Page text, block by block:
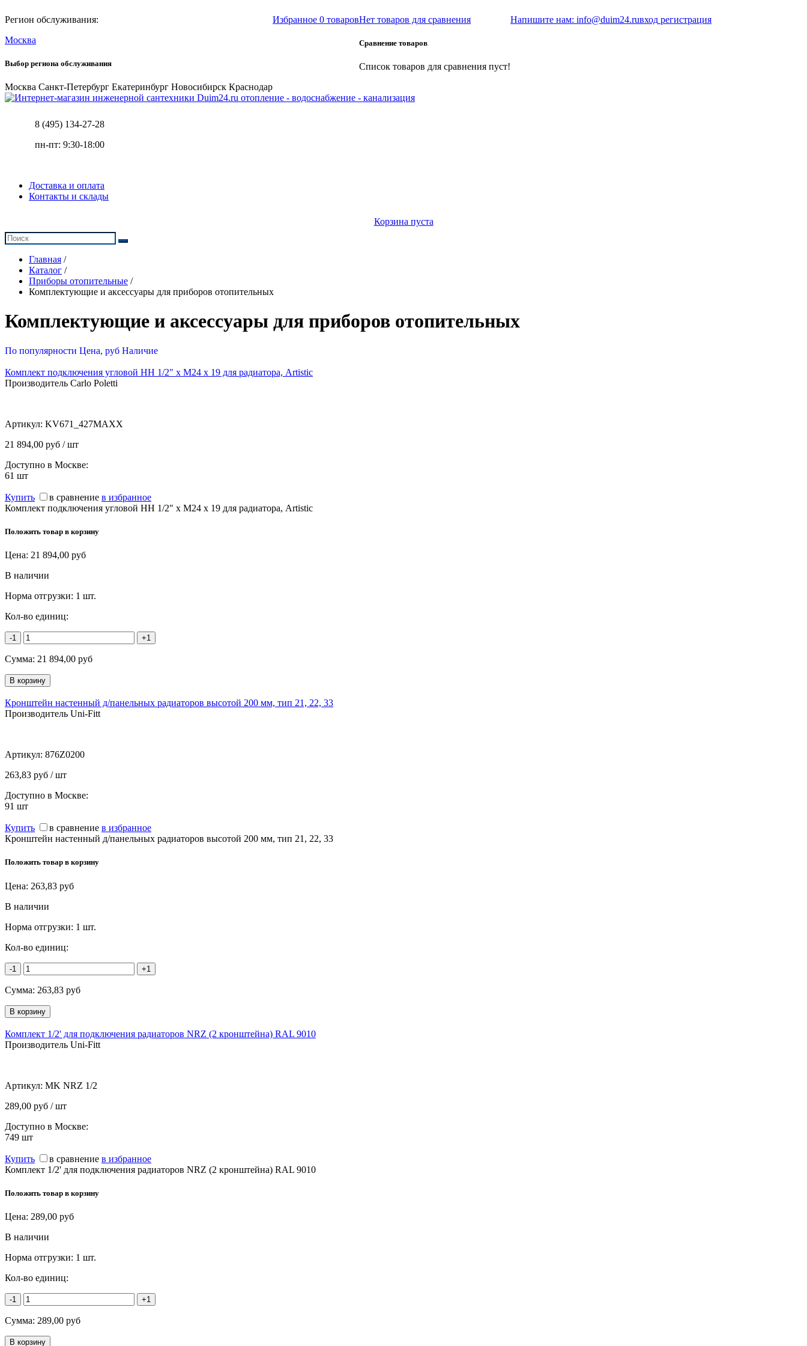
Регион обслуживания:
Москва
Выбор региона обслуживания
Москва Санкт-Петербург Екатеринбург Новосибирск Краснодар
Избранное 0 товаровНет товаров для сравнения
Сравнение товаров
Список товаров для сравнения пуст!
Напишите нам: info@duim24.ruвход регистрация
отопление - водоснабжение - канализация
8 (495) 134-27-28
пн-пт: 9:30-18:00
Доставка и оплата
Контакты и склады
Корзина пуста
Главная /
Каталог /
Приборы отопительные /
Комплектующие и аксессуары для приборов отопительных
Комплектующие и аксессуары для приборов отопительных
По популярности Цена, руб Наличие
Комплект подключения угловой НН 1/2" х М24 х 19 для радиатора, Artistic
Производитель Carlo Poletti
Артикул: KV671_427MAXX
21 894,00 руб / шт
Доступно в Москве:
61 шт
Купить в сравнение в избранное
Комплект подключения угловой НН 1/2" х М24 х 19 для радиатора, Artistic
Положить товар в корзину
Цена: 21 894,00 руб
В наличии
Норма отгрузки: 1 шт.
Кол-во единиц:
-1 +1
Сумма: 21 894,00 руб
Кронштейн настенный д/панельных радиаторов высотой 200 мм, тип 21, 22, 33
Производитель Uni-Fitt
Артикул: 876Z0200
263,83 руб / шт
Доступно в Москве:
91 шт
Купить в сравнение в избранное
Кронштейн настенный д/панельных радиаторов высотой 200 мм, тип 21, 22, 33
Положить товар в корзину
Цена: 263,83 руб
В наличии
Норма отгрузки: 1 шт.
Кол-во единиц:
-1 +1
Сумма: 263,83 руб
Комплект 1/2' для подключения радиаторов NRZ (2 кронштейна) RAL 9010
Производитель Uni-Fitt
Артикул: MK NRZ 1/2
289,00 руб / шт
Доступно в Москве:
749 шт
Купить в сравнение в избранное
Комплект 1/2' для подключения радиаторов NRZ (2 кронштейна) RAL 9010
Положить товар в корзину
Цена: 289,00 руб
В наличии
Норма отгрузки: 1 шт.
Кол-во единиц:
-1 +1
Сумма: 289,00 руб